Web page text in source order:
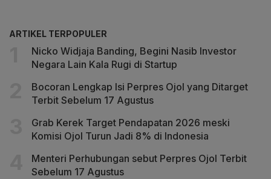
ARTIKEL TERPOPULER
Nicko Widjaja Banding, Begini Nasib Investor
Negara Lain Kala Rugi di Startup
Bocoran Lengkap Isi Perpres Ojol yang Ditarget
Terbit Sebelum 17 Agustus
Grab Kerek Target Pendapatan 2026 meski
Komisi Ojol Turun Jadi 8% di Indonesia
Menteri Perhubungan sebut Perpres Ojol Terbit
Sebelum 17 Agustus